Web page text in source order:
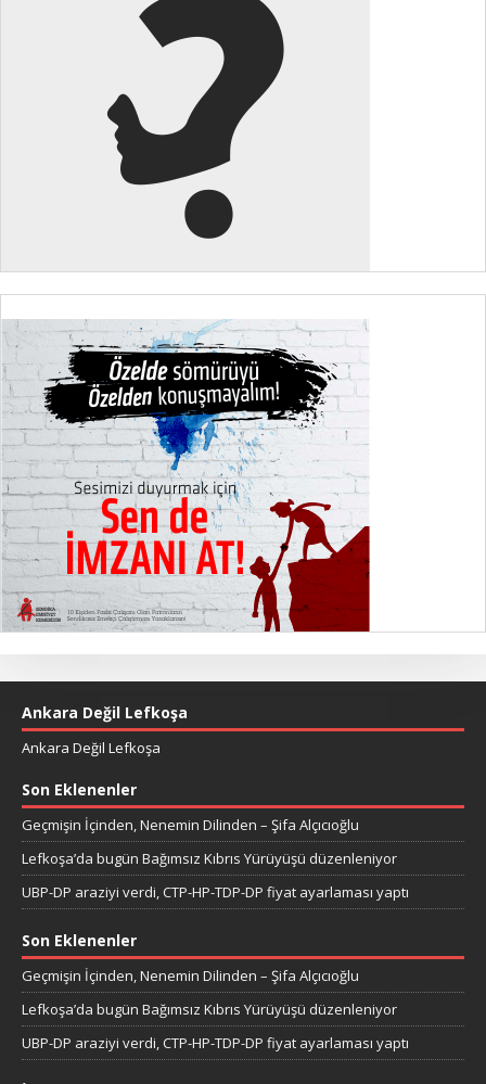
Ankara Değil Lefkoşa
Ankara Değil Lefkoşa
Son Eklenenler
Geçmişin İçinden, Nenemin Dilinden – Şifa Alçıcıoğlu
Lefkoşa’da bugün Bağımsız Kıbrıs Yürüyüşü düzenleniyor
UBP-DP araziyi verdi, CTP-HP-TDP-DP fiyat ayarlaması yaptı
Son Eklenenler
Geçmişin İçinden, Nenemin Dilinden – Şifa Alçıcıoğlu
Lefkoşa’da bugün Bağımsız Kıbrıs Yürüyüşü düzenleniyor
UBP-DP araziyi verdi, CTP-HP-TDP-DP fiyat ayarlaması yaptı